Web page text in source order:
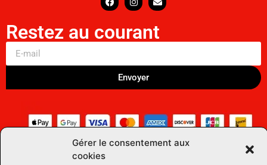
Gérer le consentement aux
cookies
Restez au courant
Envoyer